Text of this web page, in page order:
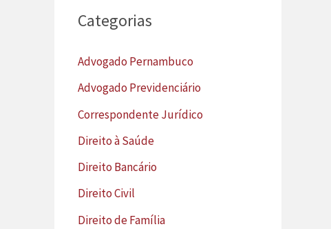
Categorias
Advogado Pernambuco
Advogado Previdenciário
Correspondente Jurídico
Direito à Saúde
Direito Bancário
Direito Civil
Direito de Família